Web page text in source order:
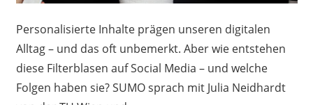
Personalisierte Inhalte prägen unseren digitalen
Alltag – und das oft unbemerkt. Aber wie entstehen
diese Filterblasen auf Social Media – und welche
Folgen haben sie? SUMO sprach mit Julia Neidhardt